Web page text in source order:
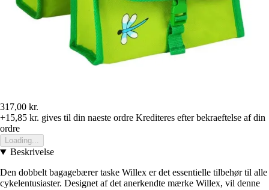
317,00 kr.
+15,85 kr. gives til din naeste ordre Krediteres efter bekraeftelse af din
ordre
Loading...
Beskrivelse
Den dobbelt bagagebærer taske Willex er det essentielle tilbehør til alle
cykelentusiaster. Designet af det anerkendte mærke Willex, vil denne